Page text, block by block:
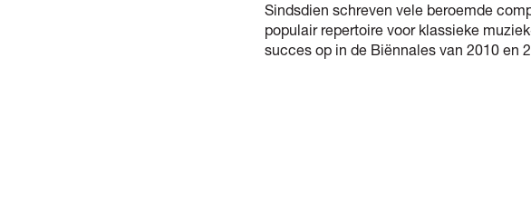
Sindsdien schreven vele beroemde
populair repertoire voor klassieke
succes op in de Biënnales van 2010 en